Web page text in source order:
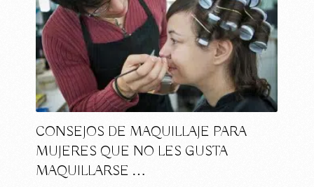
CONSEJOS DE MAQUILLAJE PARA
MUJERES QUE NO LES GUSTA
MAQUILLARSE …